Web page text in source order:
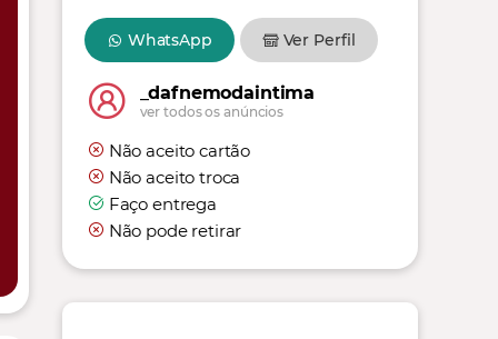
WhatsApp Ver Perfil
_dafnemodaintima
ver todos os anúncios
Não aceito cartão
Não aceito troca
Faço entrega
Não pode retirar